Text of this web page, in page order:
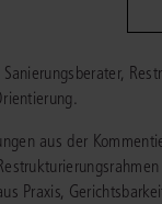
und zertifiziert:
Fachgebieten.
aus der
Praxis,